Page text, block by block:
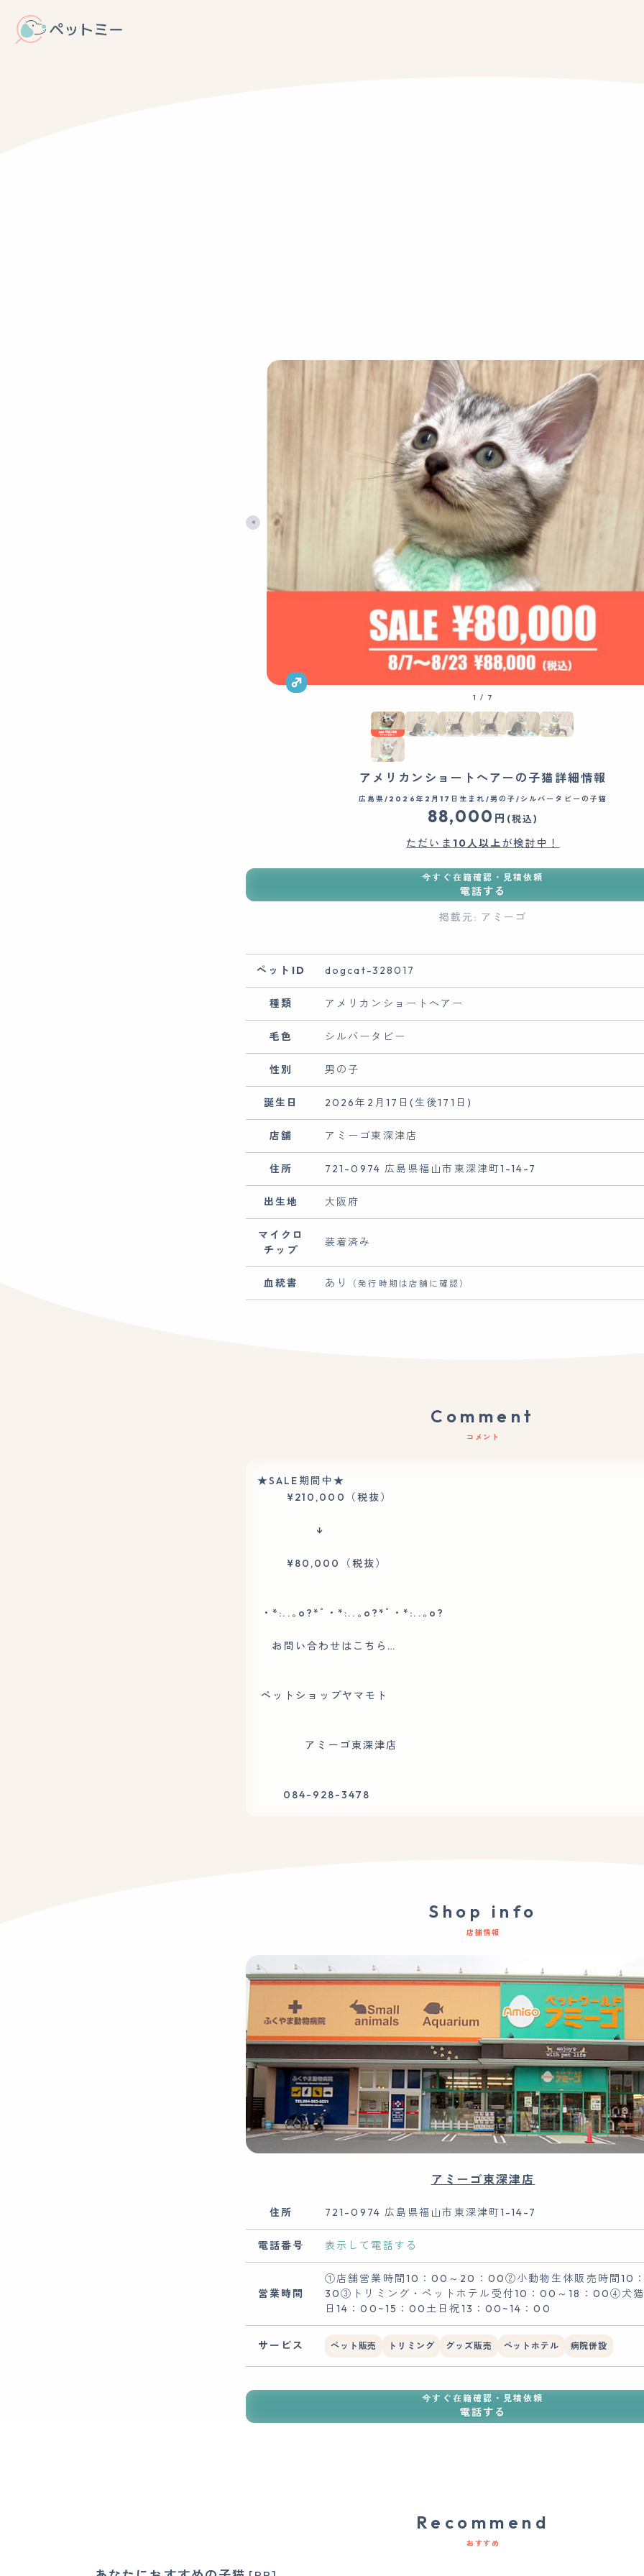
1 / 7
アメリカンショートヘアーの子猫詳細情報
広島県/2026年2月17日生まれ/男の子/シルバータビーの子猫
88,000 円 (税込)
ただいま 10人以上が検討中！
今すぐ在籍確認・見積依頼
電話する
掲載元: アミーゴ
ペットID dogcat-328017
種類 アメリカンショートヘアー
毛色 シルバータビー
性別 男の子
誕生日 2026年2月17日(生後171日)
店舗 アミーゴ東深津店
住所 721-0974 広島県福山市東深津町1-14-7
出生地 大阪府
マイクロ
チップ
装着済み
血統書 あり （発行時期は店舗に確認）
Comment
コメント
★SALE期間中★
¥210,000（税抜）
↓
¥80,000（税抜）
・*:..｡o?*ﾟ・*:..｡o?*ﾟ・*:..｡o?
お問い合わせはこちら…
ペットショップヤマモト
アミーゴ東深津店
084-928-3478
Shop info
店舗情報
アミーゴ東深津店
住所 721-0974 広島県福山市東深津町1-14-7
電話番号 表示して電話する
営業時間
①店舗営業時間10：00～20：00②小動物生体販売時間10
30③トリミング・ペットホテル受付10：00～18：00④犬
日14：00~15：00土日祝13：00~14：00
サービス ペット販売 トリミング グッズ販売 ペットホテル 病院併設
今すぐ在籍確認・見積依頼
電話する
Recommend
おすすめ